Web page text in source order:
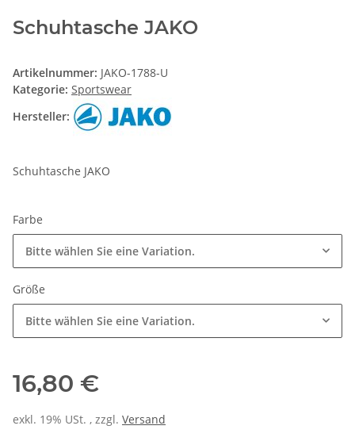
Schuhtasche JAKO
Artikelnummer: JAKO-1788-U
Kategorie: Sportswear
Hersteller:
Schuhtasche JAKO
Farbe
Bitte wählen Sie eine Variation.
Größe
Bitte wählen Sie eine Variation.
16,80 €
exkl. 19% USt. , zzgl. Versand